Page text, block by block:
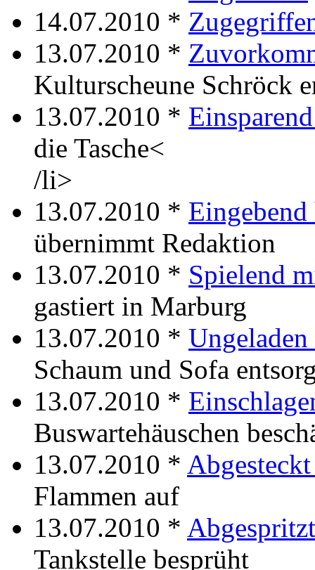
14.07.2010 *
13.07.2010 *
Kulturscheune Schröck
13.07.2010 *
die Tasche<
/li>
13.07.2010 * Eingebend
übernimmt Redaktion
13.07.2010 * Spielend
gastiert in Marburg
13.07.2010 * Ungeladen
Schaum und Sofa
13.07.2010 *
Buswartehäuschen
13.07.2010 *
Flammen auf
13.07.2010 *
Tankstelle besprüht